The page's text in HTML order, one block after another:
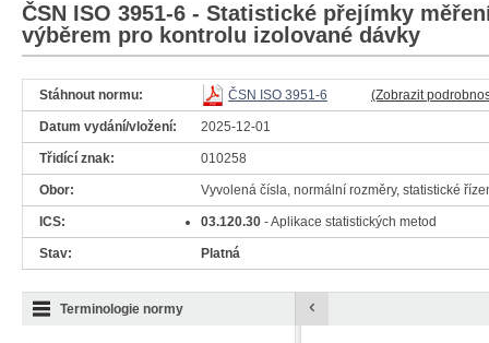
ČSN ISO 3951-6 - Statistické přejímky
výběrem pro kontrolu izolované dávky
Stáhnout normu: ČSN ISO 3951-6 (Zobrazit
Datum vydání/vložení: 2025-12-01
Třidící znak: 010258
Obor: Vyvolená čísla, normální rozměry, statistické
ICS: 03.120.30 - Aplikace statistických metod
Stav: Platná
Terminologie normy ‹